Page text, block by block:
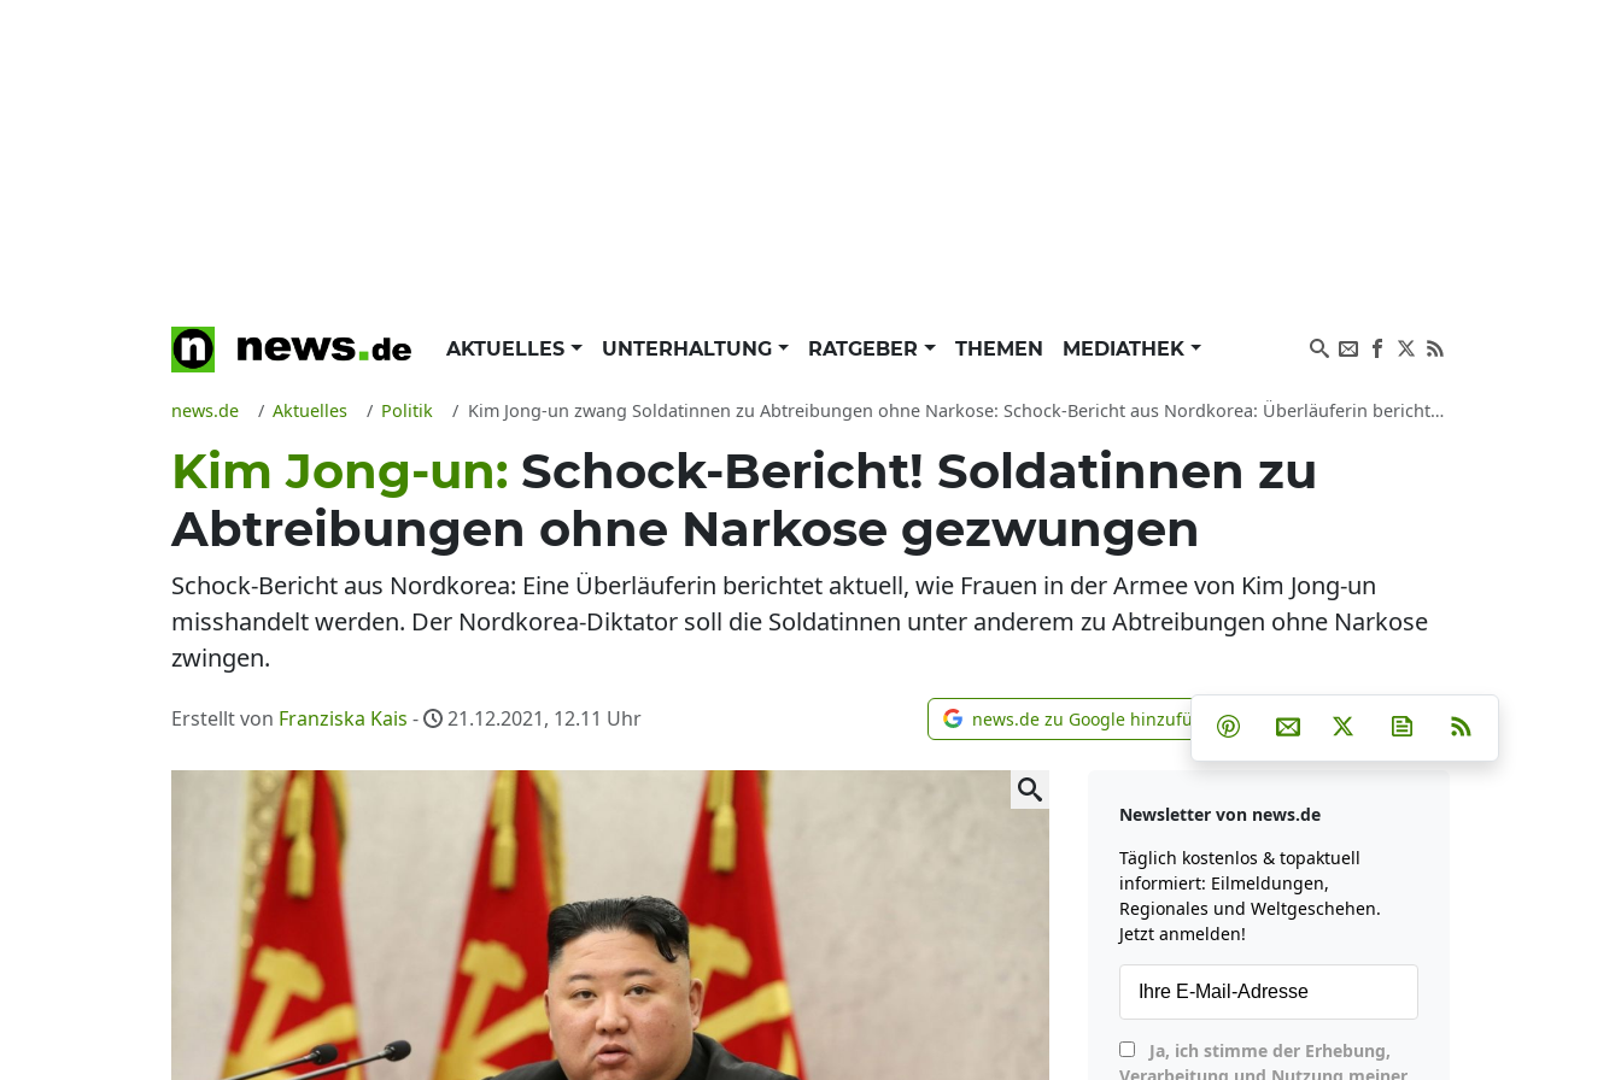
AKTUELLES UNTERHALTUNG RATGEBER THEMEN MEDIATHEK
news.de Aktuelles Politik Kim Jong-un zwang Soldatinnen zu Abtreibungen ohne Narkose: Schock-Bericht aus Nordkorea: Überläuferin berichtet von Missbrauch
Kim Jong-un: Schock-Bericht! Soldatinnen zu
Abtreibungen ohne Narkose gezwungen
Schock-Bericht aus Nordkorea: Eine Überläuferin berichtet aktuell, wie Frauen in der Armee von Kim Jong-un
misshandelt werden. Der Nordkorea-Diktator soll die Soldatinnen unter anderem zu Abtreibungen ohne Narkose
zwingen.
Erstellt von Franziska Kais - 21.12.2021, 12.11 Uhr news.de zu Google hinzufügen
news.de zu Google hinzufügen Teilen auf Facebook
Teilen auf Whatsapp
Teilen auf Telegram
Teilen auf Pinterest
Per E-Mail teilen
Post auf XNewsletter
Newsletter von news.de
Täglich kostenlos & topaktuell
informiert: Eilmeldungen,
Regionales und Weltgeschehen.
Jetzt anmelden!